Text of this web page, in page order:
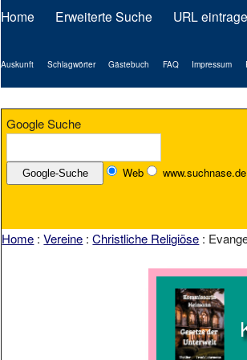
Home Erweiterte Suche URL
Auskunft Schlagwörter Gästebuch FAQ Impressum
Google Suche
Web www.suchnase.de
Home :Vereine :Christliche Religiöse :